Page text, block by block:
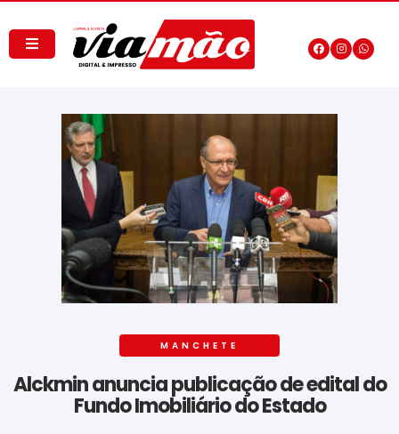
MANCHETE
Alckmin anuncia publicação de edital do
Fundo Imobiliário do Estado